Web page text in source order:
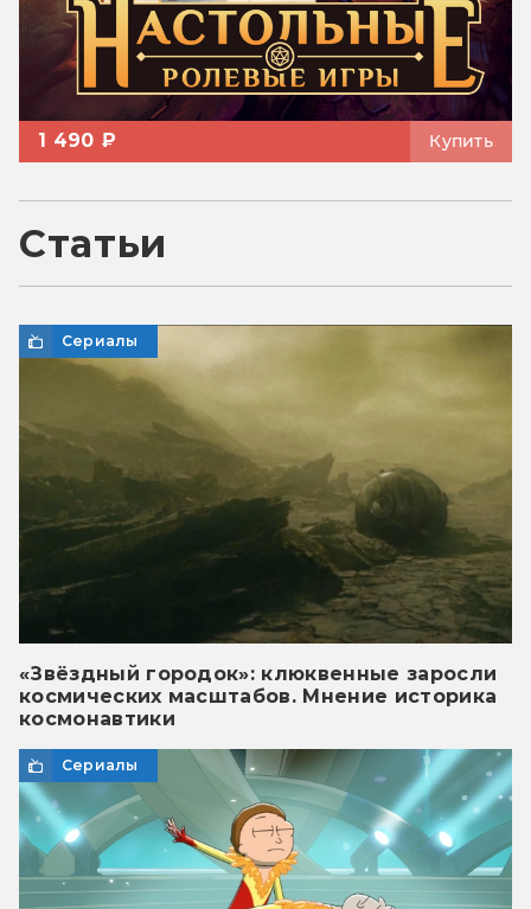
1 490 ₽ Купить
Статьи
Сериалы
«Звёздный городок»: клюквенные заросли
космических масштабов. Мнение историка
космонавтики
Сериалы